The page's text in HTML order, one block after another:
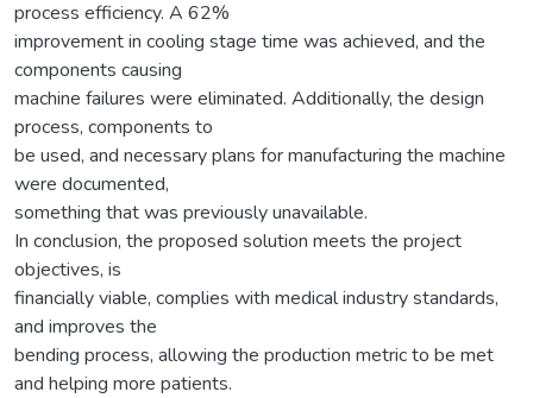
process efficiency. A 62%
improvement in cooling stage time was achieved, and the
components causing
machine failures were eliminated. Additionally, the design
process, components to
be used, and necessary plans for manufacturing the machine
were documented,
something that was previously unavailable.
In conclusion, the proposed solution meets the project
objectives, is
financially viable, complies with medical industry standards,
and improves the
bending process, allowing the production metric to be met
and helping more patients.